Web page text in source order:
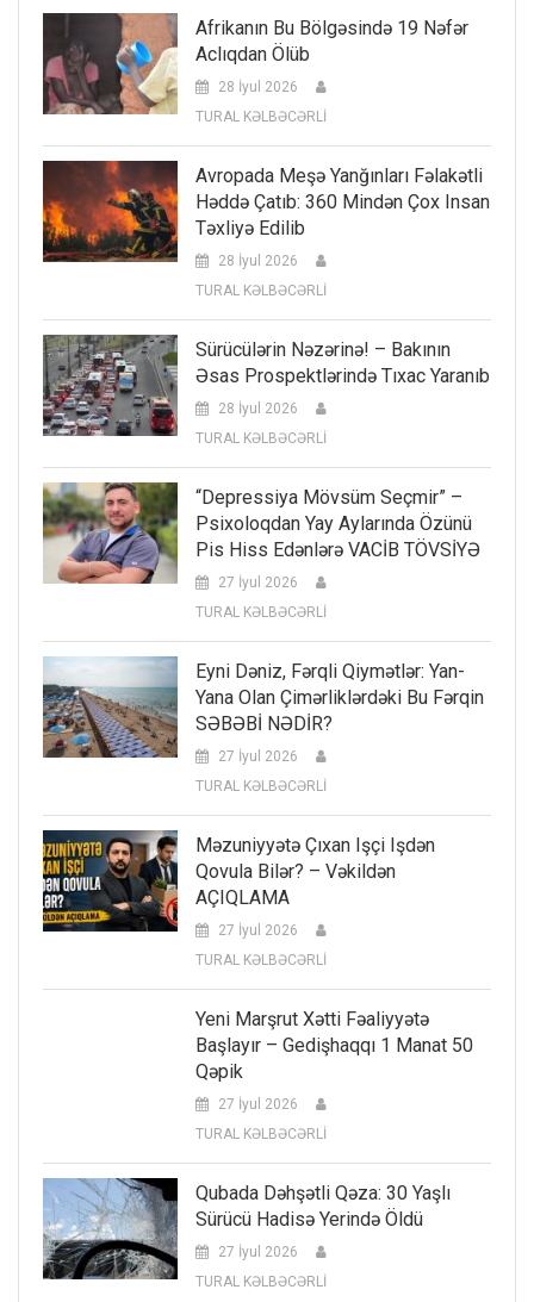
Afrikanın Bu Bölgəsində 19 Nəfər
Aclıqdan Ölüb
28 İyul 2026
TURAL KƏLBƏCƏRLİ
Avropada Meşə Yanğınları Fəlakətli
Həddə Çatıb: 360 Mindən Çox Insan
Təxliyə Edilib
28 İyul 2026
TURAL KƏLBƏCƏRLİ
Sürücülərin Nəzərinə! – Bakının
Əsas Prospektlərində Tıxac Yaranıb
28 İyul 2026
TURAL KƏLBƏCƏRLİ
“Depressiya Mövsüm Seçmir” –
Psixoloqdan Yay Aylarında Özünü
Pis Hiss Edənlərə VACİB TÖVSİYƏ
27 İyul 2026
TURAL KƏLBƏCƏRLİ
Eyni Dəniz, Fərqli Qiymətlər: Yan-
Yana Olan Çimərliklərdəki Bu Fərqin
SƏBƏBİ NƏDİR?
27 İyul 2026
TURAL KƏLBƏCƏRLİ
Məzuniyyətə Çıxan Işçi Işdən
Qovula Bilər? – Vəkildən
AÇIQLAMA
27 İyul 2026
TURAL KƏLBƏCƏRLİ
Yeni Marşrut Xətti Fəaliyyətə
Başlayır – Gedişhaqqı 1 Manat 50
Qəpik
27 İyul 2026
TURAL KƏLBƏCƏRLİ
Qubada Dəhşətli Qəza: 30 Yaşlı
Sürücü Hadisə Yerində Öldü
27 İyul 2026
TURAL KƏLBƏCƏRLİ